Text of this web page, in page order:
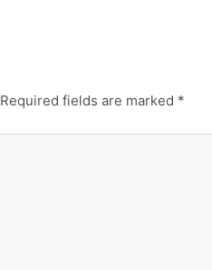
Required fields are marked *